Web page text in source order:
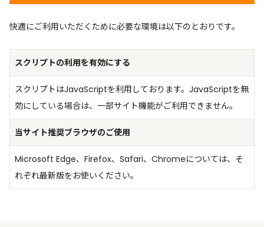
快適にご利用いただくために必要な環境は以下のとおりです。
スクリプトの利用を有効にする
スクリプトはJavaScriptを利用しております。JavaScriptを無
効にしている場合は、一部サイト機能がご利用できません。
当サイト推奨ブラウザのご使用
Microsoft Edge、Firefox、Safari、Chromeについては、そ
れぞれ最新版をお使いください。